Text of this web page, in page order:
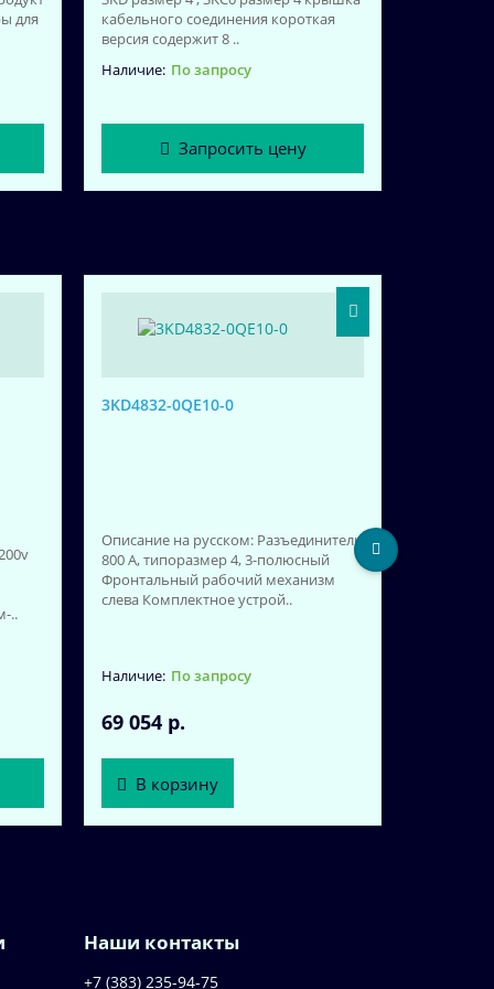
для
кабельного соединения короткая
версия содержит 8 ..
По запросу
Запросить цену
..
3KD4832-0QE10-0
Описание на русском: Разъединитель
800 A, типоразмер 4, 3-полюсный
Фронтальный рабочий механизм
слева Комплектное устрой..
По запросу
69 054 р.
В корзину
Наши контакты
+7 (383) 235-94-75